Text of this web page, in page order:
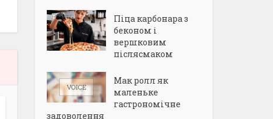
Піца карбонара з
беконом і
вершковим
післясмаком
Мак ролл як
маленьке
гастрономічне
задоволення